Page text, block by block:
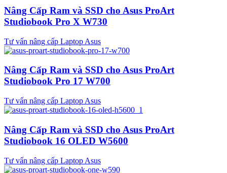
Nâng Cấp Ram và SSD cho Asus ProArt
Studiobook Pro X W730
Tư vấn nâng cấp Laptop Asus
Nâng Cấp Ram và SSD cho Asus ProArt
Studiobook Pro 17 W700
Tư vấn nâng cấp Laptop Asus
Nâng Cấp Ram và SSD cho Asus ProArt
Studiobook 16 OLED W5600
Tư vấn nâng cấp Laptop Asus